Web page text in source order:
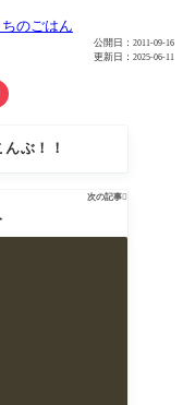
ちのごはん
公開日： 2011-09-16
更新日： 2025-06-11
ぶ！！
次の記事